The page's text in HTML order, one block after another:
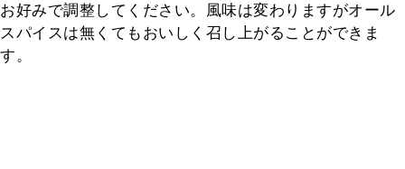
お好みで調整してください。風味は変わりますがオール
スパイスは無くてもおいしく召し上がることができま
す。